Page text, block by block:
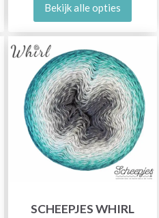
Bekijk alle opties
SCHEEPJES WHIRL